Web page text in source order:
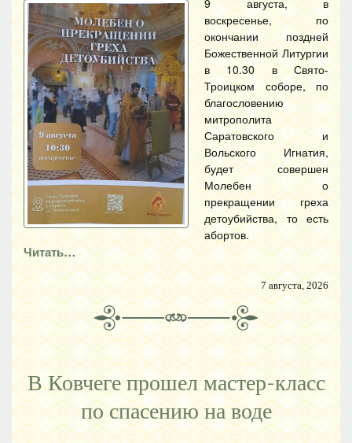
воскресенье, по
окончании поздней
Божественной Литургии
в 10.30 в Свято-
Троицком соборе, по
благословению
митрополита
Саратовского и
Вольского Игнатия,
будет совершен
Молебен о
прекращении греха
детоубийства, то есть
абортов.
Читать…
7 августа, 2026
В Ковчеге прошел мастер-класс
по спасению на воде